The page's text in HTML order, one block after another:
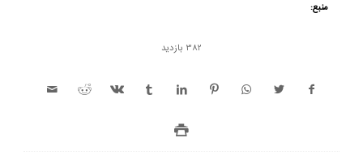
منبع:
382 بازدید